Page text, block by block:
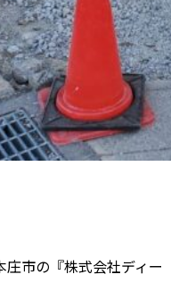
市の『株式会社ディー